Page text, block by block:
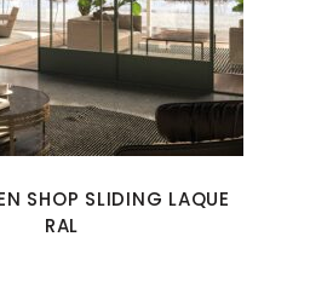
SHOP SLIDING LAQUE
RAL